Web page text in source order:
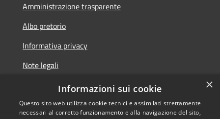
Amministrazione trasparente
Albo pretorio
Informativa privacy
Note legali
Dichiarazione di accessibilità
×
Informazioni sui cookie
Questo sito web utilizza cookie tecnici e assimilati strettamente
necessari al corretto funzionamento e alla navigazione del sito,